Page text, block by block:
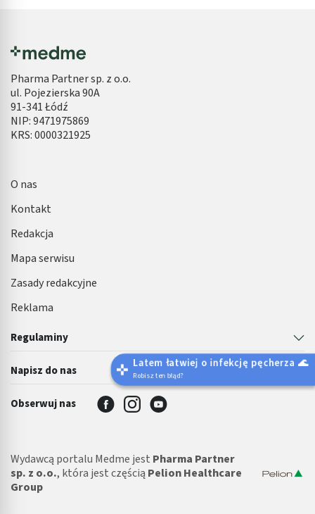
Pharma Partner sp. z o.o.
ul. Pojezierska 90A
91-341 Łódź
NIP: 9471975869
KRS: 0000321925
Regulaminy
Napisz do nas
O nas
Kontakt
Redakcja
Mapa serwisu
Zasady redakcyjne
Reklama
Obserwuj nas
Wydawcą portalu Medme jest Pharma Partner
sp. z o.o., która jest częścią Pelion Healthcare
Group
Latem łatwiej o infekcję pęcherza 🌊
Robisz ten błąd?